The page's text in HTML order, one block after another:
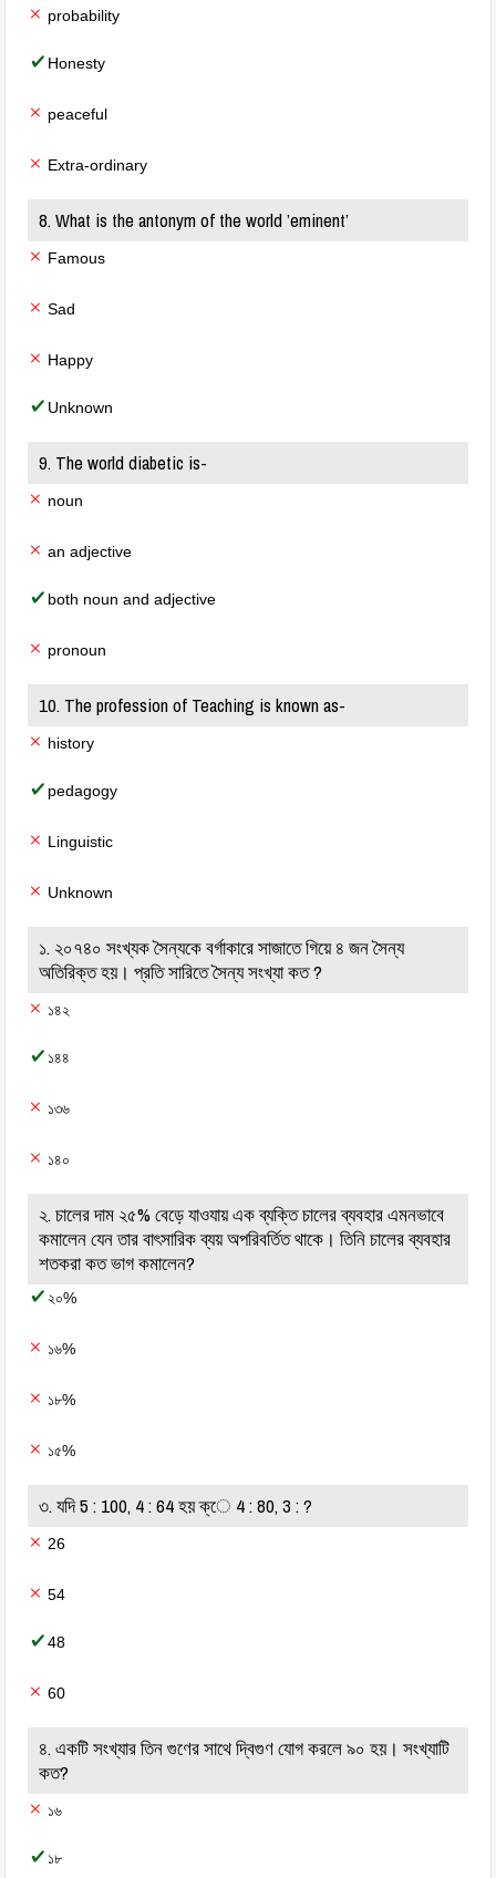
probability
Honesty
peaceful
Extra-ordinary
8. What is the antonym of the world ’eminent’
Famous
Sad
Happy
Unknown
9. The world diabetic is-
noun
an adjective
both noun and adjective
pronoun
10. The profession of Teaching is known as-
history
pedagogy
Linguistic
Unknown
১. ২০৭৪০ সংখ্যক সৈন্যকে বর্গাকারে সাজাতে গিয়ে ৪ জন সৈন্য
অতিরিক্ত হয়। প্রতি সারিতে সৈন্য সংখ্যা কত ?
১৪২
১৪৪
১৩৬
১৪০
২. চালের দাম ২৫% বেড়ে যাওযায় এক ব্যক্তি চালের ব্যবহার এমনভাবে
কমালেন যেন তার বাৎসারিক ব্যয় অপরিবর্তিত থাকে। তিনি চালের ব্যবহার
শতকরা কত ভাগ কমালেন?
২০%
১৬%
১৮%
১৫%
৩. যদি 5 : 100, 4 : 64 হয় ক্ে 4 : 80, 3 : ?
26
54
48
60
৪. একটি সংখ্যার তিন গুণের সাথে দ্বিগুণ যোগ করলে ৯০ হয়। সংখ্যাটি
কত?
১৬
১৮